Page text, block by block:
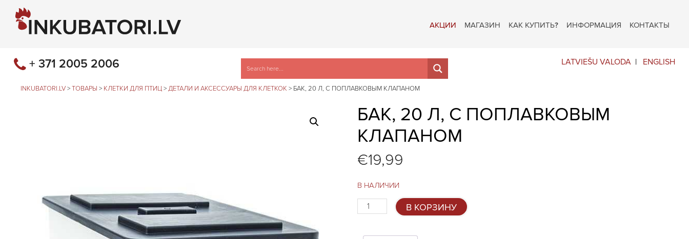
АКЦИИ МАГАЗИН КАК КУПИТЬ? ИНФОРМАЦИЯ КОНТАКТЫ
LATVIEŠU VALODA ENGLISH
+ 371 2005 2006
INKUBATORI.LV > ТОВАРЫ > КЛЕТКИ ДЛЯ ПТИЦ > ДЕТАЛИ И АКСЕССУАРЫ ДЛЯ КЛЕТКОК > БАК, 20 Л, С ПОПЛАВКОВЫМ КЛАПАНОМ
БАК, 20 Л, С ПОПЛАВКОВЫМ
КЛАПАНОМ
€19,99
В НАЛИЧИИ
Количество
товара
20
В КОРЗИНУ